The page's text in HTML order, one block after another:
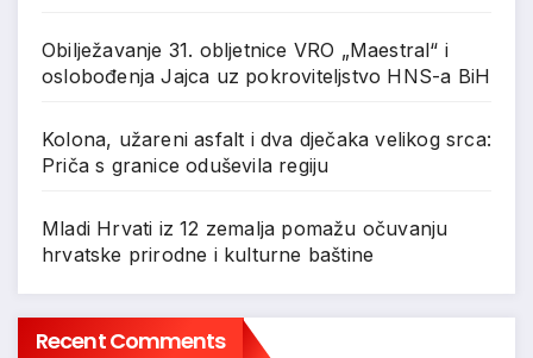
Obilježavanje 31. obljetnice VRO „Maestral“ i
oslobođenja Jajca uz pokroviteljstvo HNS-a BiH
Kolona, užareni asfalt i dva dječaka velikog srca:
Priča s granice oduševila regiju
Mladi Hrvati iz 12 zemalja pomažu očuvanju
hrvatske prirodne i kulturne baštine
Recent Comments